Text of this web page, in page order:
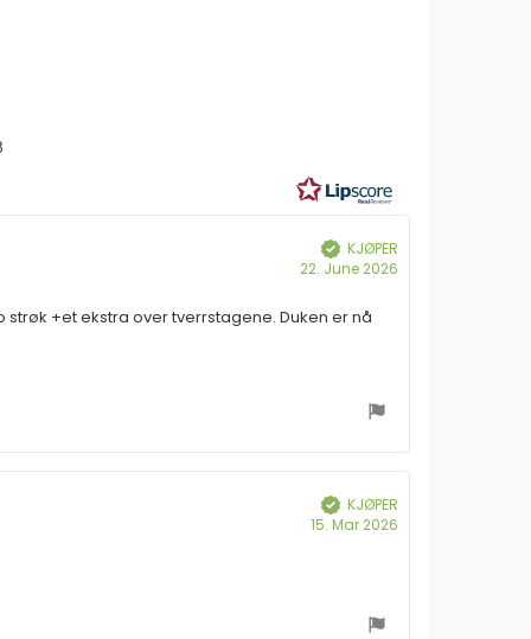
Verifisert
KJØPER
22. June 2026
+et ekstra over tverrstagene. Duken er nå
Verifisert
KJØPER
15. Mar 2026